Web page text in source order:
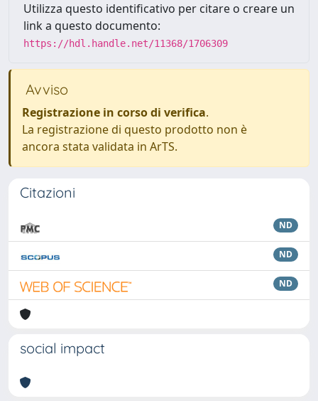
Utilizza questo identificativo per citare o creare un
link a questo documento:
https://hdl.handle.net/11368/1706309
Avviso
Registrazione in corso di verifica.
La registrazione di questo prodotto non è
ancora stata validata in ArTS.
Citazioni
ND
ND
ND
social impact